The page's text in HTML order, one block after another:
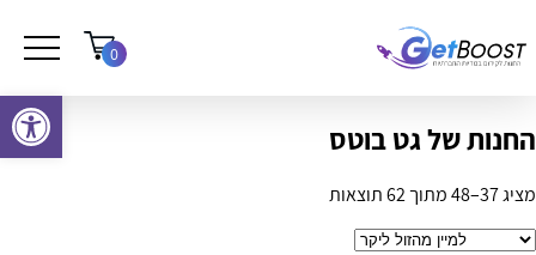
פתח סרגל נגישות
0
החנות של גט בוטס
מציג 37–48 מתוך 62 תוצאות